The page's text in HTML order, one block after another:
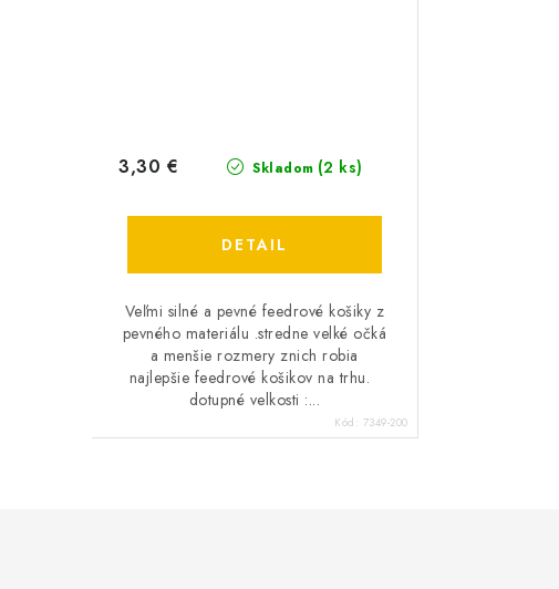
Skladom (2 ks)
3,30 €
DETAIL
Veľmi silné a pevné feedrové košiky z
pevného materiálu .stredne velké očká
a menšie rozmery znich robia
najlepšie feedrové košikov na trhu.
dotupné velkosti :...
Kód: 7349-200